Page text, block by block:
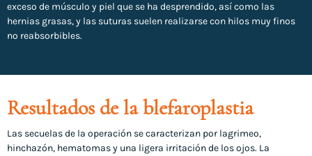
exceso de músculo y piel que se ha desprendido, así como las
hernias grasas, y las suturas suelen realizarse con hilos muy finos
no reabsorbibles.
Resultados dela blefaroplastia
Las secuelas de la operación se caracterizan por lagrimeo,
hinchazón, hematomas y una ligera irritación de los ojos. La